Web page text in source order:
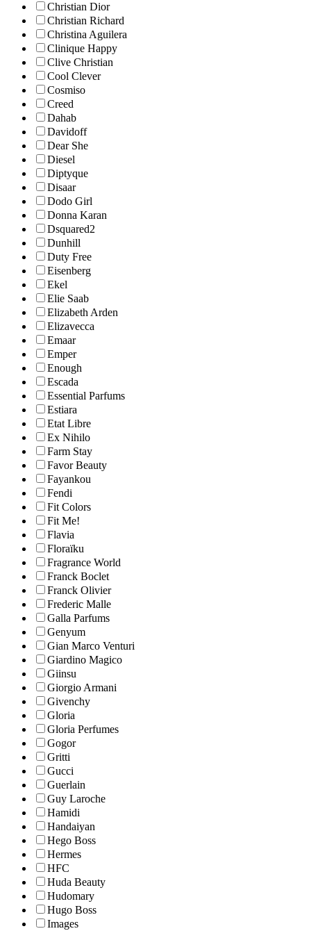
Christian Dior
Christian Richard
Christina Aguilera
Clinique Happy
Clive Christian
Cool Clever
Cosmiso
Creed
Dahab
Davidoff
Dear She
Diesel
Diptyque
Disaar
Dodo Girl
Donna Karan
Dsquared2
Dunhill
Duty Free
Eisenberg
Ekel
Elie Saab
Elizabeth Arden
Elizavecca
Emaar
Emper
Enough
Escada
Essential Parfums
Estiara
Etat Libre
Ex Nihilo
Farm Stay
Favor Beauty
Fayankou
Fendi
Fit Colors
Fit Me!
Flavia
Floraïku
Fragrance World
Franck Boclet
Franck Olivier
Frederic Malle
Galla Parfums
Genyum
Gian Marco Venturi
Giardino Magico
Giinsu
Giorgio Armani
Givenchy
Gloria
Gloria Perfumes
Gogor
Gritti
Gucci
Guerlain
Guy Laroche
Hamidi
Handaiyan
Hego Boss
Hermes
HFC
Huda Beauty
Hudomary
Hugo Boss
Images